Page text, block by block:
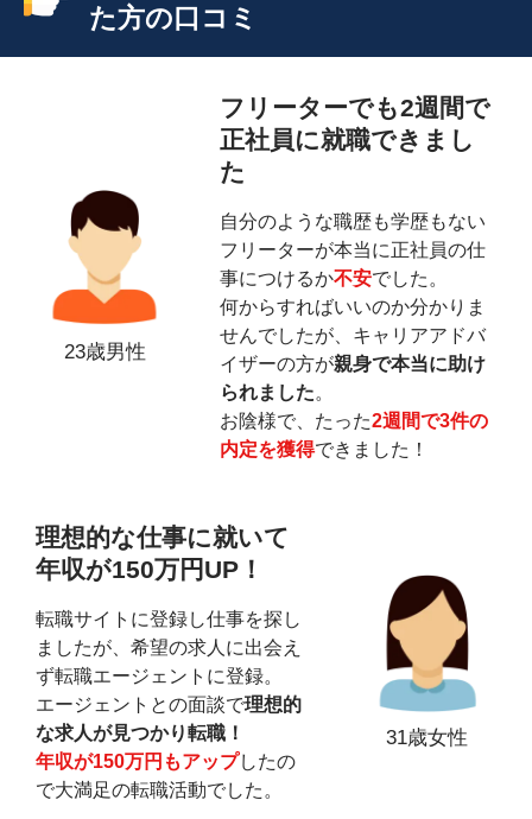
た方の口コミ
23歳男性
フリーターでも2週間で
正社員に就職できまし
た
自分のような職歴も学歴もない
フリーターが本当に正社員の仕
事につけるか不安でした。
何からすればいいのか分かりま
せんでしたが、キャリアアドバ
イザーの方が親身で本当に助け
られました。
お陰様で、たった2週間で3件の
内定を獲得できました！
理想的な仕事に就いて
年収が150万円UP！
転職サイトに登録し仕事を探し
ましたが、希望の求人に出会え
ず転職エージェントに登録。
エージェントとの面談で理想的
な求人が見つかり転職！
年収が150万円もアップしたの
で大満足の転職活動でした。
31歳女性